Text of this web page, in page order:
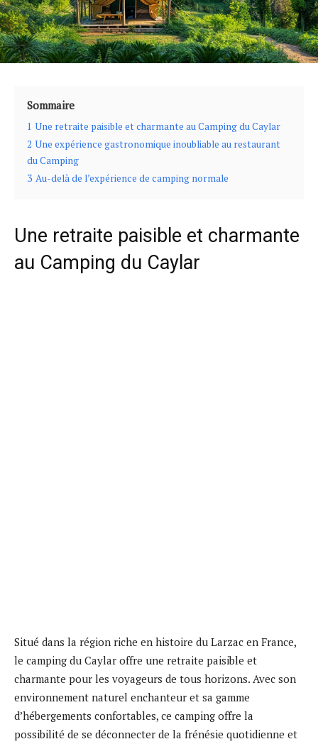
Sommaire
1 Une retraite paisible et charmante au Camping du Caylar
2 Une expérience gastronomique inoubliable au restaurant
du Camping
3 Au-delà de l’expérience de camping normale
Une retraite paisible et charmante
au Camping du Caylar
Situé dans la région riche en histoire du Larzac en France,
le camping du Caylar offre une retraite paisible et
charmante pour les voyageurs de tous horizons. Avec son
environnement naturel enchanteur et sa gamme
d’hébergements confortables, ce camping offre la
possibilité de se déconnecter de la frénésie quotidienne et